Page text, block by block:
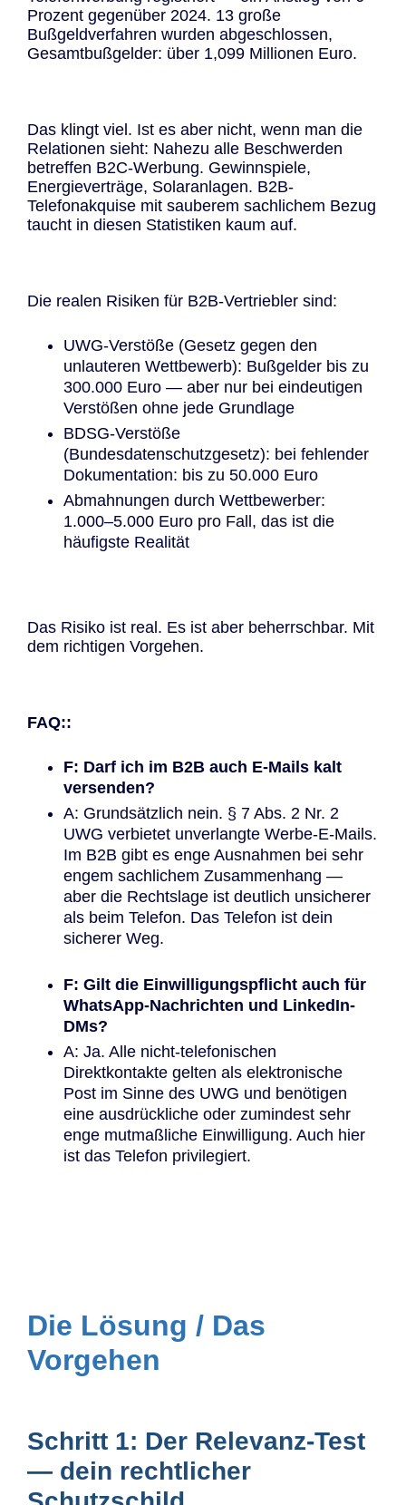
Prozent gegenüber 2024. 13 große
Bußgeldverfahren wurden abgeschlossen,
Gesamtbußgelder: über 1,099 Millionen Euro.
Das klingt viel. Ist es aber nicht, wenn man die
Relationen sieht: Nahezu alle Beschwerden
betreffen B2C-Werbung. Gewinnspiele,
Energieverträge, Solaranlagen. B2B-
Telefonakquise mit sauberem sachlichem Bezug
taucht in diesen Statistiken kaum auf.
Die realen Risiken für B2B-Vertriebler sind:
UWG-Verstöße (Gesetz gegen den
unlauteren Wettbewerb): Bußgelder bis zu
300.000 Euro — aber nur bei eindeutigen
Verstößen ohne jede Grundlage
BDSG-Verstöße
(Bundesdatenschutzgesetz): bei fehlender
Dokumentation: bis zu 50.000 Euro
Abmahnungen durch Wettbewerber:
1.000–5.000 Euro pro Fall, das ist die
häufigste Realität
Das Risiko ist real. Es ist aber beherrschbar. Mit
dem richtigen Vorgehen.
FAQ::
F: Darf ich im B2B auch E-Mails kalt
versenden?
A: Grundsätzlich nein. § 7 Abs. 2 Nr. 2
UWG verbietet unverlangte Werbe-E-Mails.
Im B2B gibt es enge Ausnahmen bei sehr
engem sachlichem Zusammenhang —
aber die Rechtslage ist deutlich unsicherer
als beim Telefon. Das Telefon ist dein
sicherer Weg.
F: Gilt die Einwilligungspflicht auch für
WhatsApp-Nachrichten und LinkedIn-
DMs?
A: Ja. Alle nicht-telefonischen
Direktkontakte gelten als elektronische
Post im Sinne des UWG und benötigen
eine ausdrückliche oder zumindest sehr
enge mutmaßliche Einwilligung. Auch hier
ist das Telefon privilegiert.
Die Lösung / Das
Vorgehen
Schritt 1: Der Relevanz-Test
— dein rechtlicher